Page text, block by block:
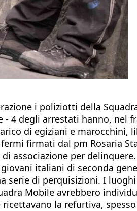
i poliziotti della
4 degli arrestati hanno, nel
di egiziani e marocchini,
firmati dal pm Rosaria
associazione per
italiani di seconda
serie di perquisizioni. I
Mobile avrebbero
la refurtiva,